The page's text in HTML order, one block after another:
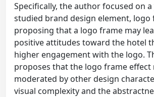
Specifically, the author focused on
studied brand design element, logo
proposing that a logo frame may
positive attitudes toward the hotel
higher engagement with the logo.
proposes that the logo frame effect
moderated by other design
visual complexity and the